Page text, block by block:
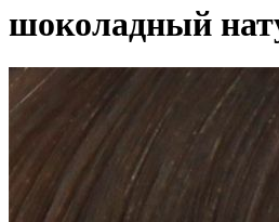
шоколадный